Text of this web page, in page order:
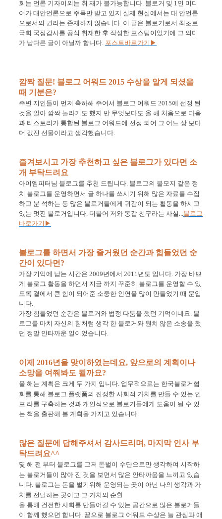
회는 언론 기자이외는 취 재가 불가능합니다 블로거 및 1 인 미디
어가 대안언론으로 주목만 받고 있지 실제 현실에서는 대 안언론
으로서의 권리는 존재하지 않습니다 이 글은 블로거로서 최초로
국회 국정감사를 공식 취재한 후 작성한 포스팅이었기에 그 의미
가 남다른 글이 아닐까 합니다 포스트바로가기 ▶
깜짝 질문! 블로그 어워드 2015 수상을 알게 되셨을
때 기분은?
주변 지인들이 먼저 축하해 주어서 블로그 어워드 2015에 선정 된
것을 알아 깜짝 놀라기도 했지 만 무엇보다도 올 해 처음으로 다음
과 티스토리가 통합된 블로그 어워드에 선정 되어 그 어느 상 보다
더 값진 선물이라고 생각했습니다
즐겨보시고 가장 추천하고 싶은 블로그가 있다면 소
개 부탁드려요
아이엠피터님 블로그를 추천 드립니다 블로그의 불모지 같은 정
치 블로그를 운영하면서 글 하나를 쓰시기 위해 많은 자료를 수집
하고 분 석하는 등 많은 블로거들에게 귀감이 되는 활동을 하시고
있는 멋진 블로거입니다 더불어 저와 동갑 친구라는 사실
블로그
바로가기 ▶
블로그를 하면서 가장 즐거웠던 순간과 힘들었던 순
간이 있다면 ?
가장 기억에 남는 시간은 2009년에서 2011 년도 입니다 가장 바쁘
게 블로그 활동을 하면서 지금 까지 꾸준히 블로그를 운영할 수 있
도록 곁에서 큰 힘이 되어준 소중한 인연을 많이 만들었기 때 문입
니다
가장 힘들었던 순간은 블로거와 법정 다툼을 했던 기억이네요 블
로그를 마치 자신의 힘처럼 생각 한 블로거와 원치 않은 소송을 했
던 정말 안타까운 일이었습니다
이제 2016년을 맞이하였는데요, 앞으로의 계획이나
소망을 여쭤봐도 될까요?
올 해는 계획은 크게 두 가지 입니다 업무적으로는 한국블로거협
회를 통해 블로그 플랫폼의 진정한 사회적 가치를 만들 수 있는 인
프 라를 구축하는 것과 개인적으로 블로거들에게 도움이 될 수 있
는 책을 출판해 볼 계획을 가지고 있습니다
많은 질문에 답해주셔서 감사드리며, 마지막 인사 부
탁드려요^^
몇 해 전 부터 블로그를 그저 돈벌이 수단으로만 생각하여 시작하
는 블로거들이 많아 진 것을 보 면서 많은 안타까움을 느끼고 있습
니다 블로그는 돈을 벌기위해 운영되는 곳이 아닌 나의 생각과 가
치를 전달하는 곳이고 그 가치의 순환
을 통해 건전한 사회를 만들어갈 수 있는 공간으로 많은 블로거들
이 함께 했으면 합니다 끝으로 블로그 어워드 수상은 늘 관심과 애